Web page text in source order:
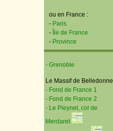
ou en France :
- Paris
-
Île de France
- Province
- Grenoble
Le Massif de Belledonne
- Fond de France 1
- Fond de France 2
- Le Pleynet, col de
Merdaret